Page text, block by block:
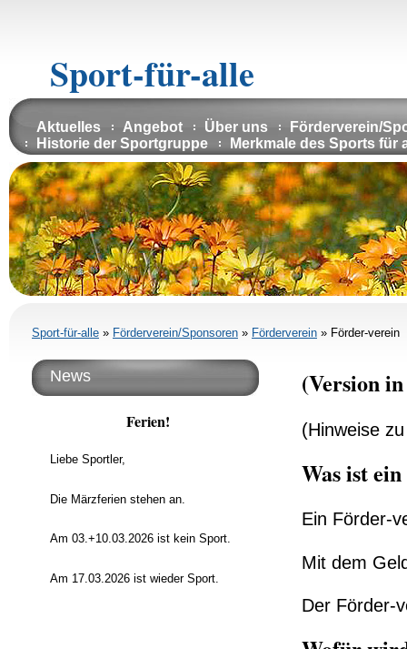
Sport-für-alle
Aktuelles Angebot Über uns
Förderverein/
Historie der Sportgruppe
Merkmale des Sports für
Sport-für-alle » Förderverein/Sponsoren » Förderverein » Förder-verein
(Version
(Hinweise
Was ist
Ein Förder-
Mit dem
Der Förder-
News
Ferien!
Liebe Sportler,
Die Märzferien stehen an.
Am 03.+10.03.2026 ist kein Sport.
Am 17.03.2026 ist wieder Sport.